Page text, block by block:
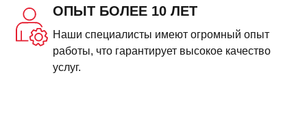
ОПЫТ БОЛЕЕ 10 ЛЕТ
Наши специалисты имеют огромный опыт
работы, что гарантирует высокое качество
услуг.